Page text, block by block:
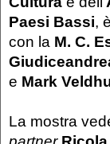
Paesi Bassi,
con la M. C.
e Mark
La mostra